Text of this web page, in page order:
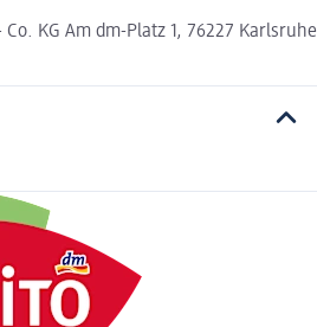
KG Am dm-Platz 1, 76227 Karlsruhe